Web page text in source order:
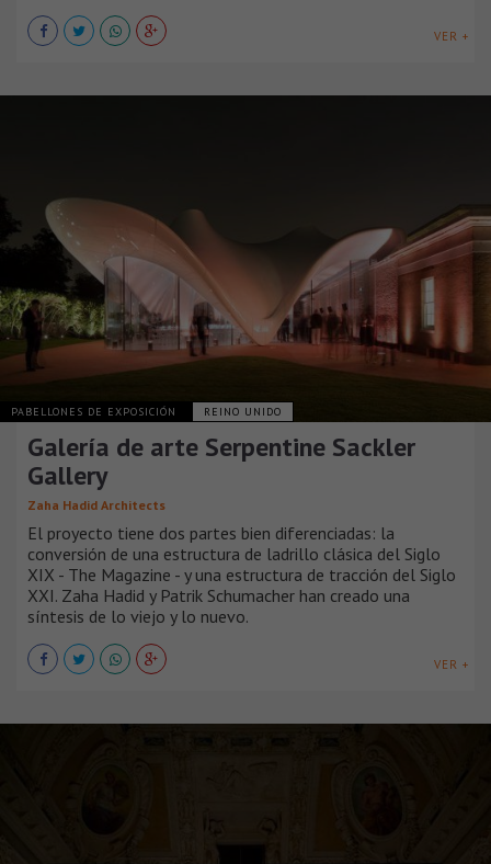
VER +
PABELLONES DE EXPOSICIÓN REINO UNIDO
Galería de arte Serpentine Sackler
Gallery
Zaha Hadid Architects
El proyecto tiene dos partes bien diferenciadas: la
conversión de una estructura de ladrillo clásica del Siglo
XIX - The Magazine - y una estructura de tracción del Siglo
XXI. Zaha Hadid y Patrik Schumacher han creado una
síntesis de lo viejo y lo nuevo.
VER +